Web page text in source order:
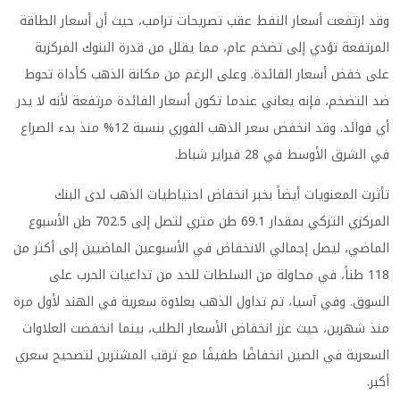
وقد ارتفعت أسعار النفط عقب تصريحات ترامب، حيث أن أسعار الطاقة
المرتفعة تؤدي إلى تضخم عام، مما يقلل من قدرة البنوك المركزية
على خفض أسعار الفائدة. وعلى الرغم من مكانة الذهب كأداة تحوط
ضد التضخم، فإنه يعاني عندما تكون أسعار الفائدة مرتفعة لأنه لا يدر
أي فوائد. وقد انخفض سعر الذهب الفوري بنسبة 12% منذ بدء الصراع
في الشرق الأوسط في 28 فبراير شباط.
تأثرت المعنويات أيضاً بخبر انخفاض احتياطيات الذهب لدى البنك
المركزي التركي بمقدار 69.1 طن متري لتصل إلى 702.5 طن الأسبوع
الماضي، ليصل إجمالي الانخفاض في الأسبوعين الماضيين إلى أكثر من
118 طناً، في محاولة من السلطات للحد من تداعيات الحرب على
السوق. وفي آسيا، تم تداول الذهب بعلاوة سعرية في الهند لأول مرة
منذ شهرين، حيث عزز انخفاض الأسعار الطلب، بينما انخفضت العلاوات
السعرية في الصين انخفاضًا طفيفًا مع ترقب المشترين لتصحيح سعري
أكبر.